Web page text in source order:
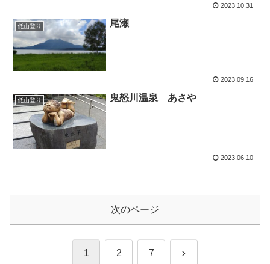
2023.10.31
低山登り 尾瀬
2023.09.16
低山登り 鬼怒川温泉 あさや
2023.06.10
次のページ
1 2 7 次